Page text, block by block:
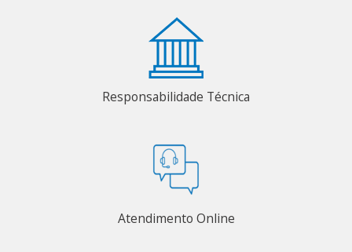
Responsabilidade Técnica
Atendimento Online